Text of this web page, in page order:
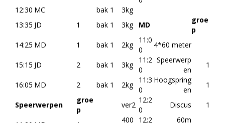
12:30 MC bak 1
3kg
13:35 JD 1 bak 1 3kg MD
groe
p
14:25 MD 1 bak 1 2kg
11:0
0
4*60 meter
15:15 JD 2 bak 1 3kg
11:2
0
Speerwerp
en
1
16:05 MD 2 bak 1 2kg
11:3
0
Hoogspring
en
1
Speerwerpen
groe
p
ver2
12:2
0
Discus 1
400
12:2
60m